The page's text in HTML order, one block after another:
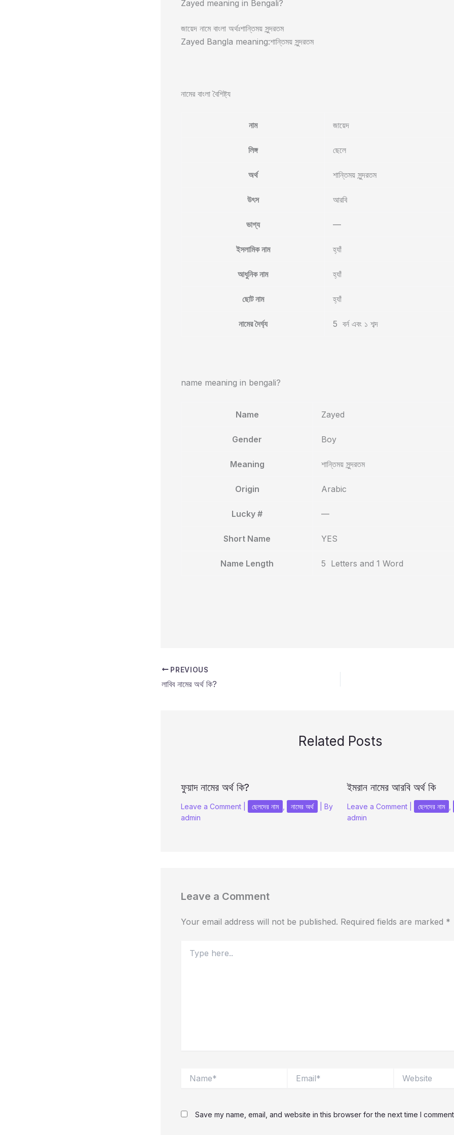
Zayed meaning in Bengali?
জায়েদ নামে বাংলা অর্থঃশান্তিময় সুন্দরতম
Zayed Bangla meaning:শান্তিময় সুন্দরতম
নামের বাংলা বৈশিষ্ট্য
নাম জায়েদ
লিঙ্গ ছেলে
অর্থ শান্তিময় সুন্দরতম
উৎস আরবি
ভাগ্য —
ইসলামিক নাম হ্যাঁ
আধুনিক নাম হ্যাঁ
ছোট নাম হ্যাঁ
নামের দৈর্ঘ্য 5 বর্ন এবং ১ শব্দ
name meaning in bengali?
Name Zayed
Gender Boy
Meaning শান্তিময় সুন্দরতম
Origin Arabic
Lucky # —
Short Name YES
Name Length 5 Letters and 1 Word
PREVIOUS
লাবিব নামের অর্থ কি?
Related Posts
ফুয়াদ নামের অর্থ কি?
Leave a Comment ছেলদের নাম নামের অর্থ
| By
admin
ইমরান নামের আরবি অর্থ কি
Leave a Comment ছেলদের নাম
admin
Leave a Comment
Your email address will not be published. Required fields are marked *
here..
Save my name, email, and website in this browser for the next time I